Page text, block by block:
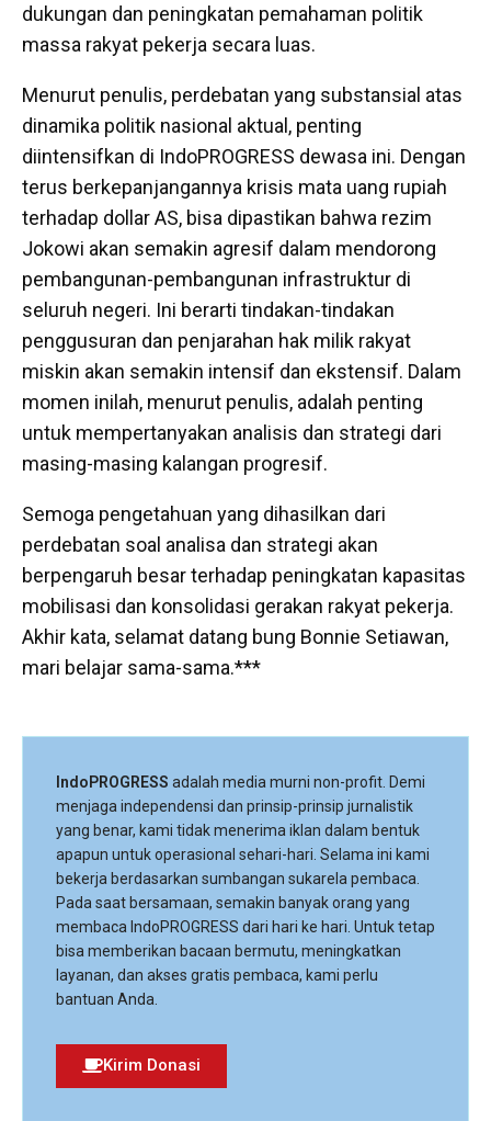
dukungan dan peningkatan pemahaman politik
massa rakyat pekerja secara luas.
Menurut penulis, perdebatan yang substansial atas
dinamika politik nasional aktual, penting
diintensifkan di IndoPROGRESS dewasa ini. Dengan
terus berkepanjangannya krisis mata uang rupiah
terhadap dollar AS, bisa dipastikan bahwa rezim
Jokowi akan semakin agresif dalam mendorong
pembangunan-pembangunan infrastruktur di
seluruh negeri. Ini berarti tindakan-tindakan
penggusuran dan penjarahan hak milik rakyat
miskin akan semakin intensif dan ekstensif. Dalam
momen inilah, menurut penulis, adalah penting
untuk mempertanyakan analisis dan strategi dari
masing-masing kalangan progresif.
Semoga pengetahuan yang dihasilkan dari
perdebatan soal analisa dan strategi akan
berpengaruh besar terhadap peningkatan kapasitas
mobilisasi dan konsolidasi gerakan rakyat pekerja.
Akhir kata, selamat datang bung Bonnie Setiawan,
mari belajar sama-sama.***
IndoPROGRESS adalah media murni non-profit. Demi
menjaga independensi dan prinsip-prinsip jurnalistik
yang benar, kami tidak menerima iklan dalam bentuk
apapun untuk operasional sehari-hari. Selama ini kami
bekerja berdasarkan sumbangan sukarela pembaca.
Pada saat bersamaan, semakin banyak orang yang
membaca IndoPROGRESS dari hari ke hari. Untuk tetap
bisa memberikan bacaan bermutu, meningkatkan
layanan, dan akses gratis pembaca, kami perlu
bantuan Anda.
Kirim Donasi